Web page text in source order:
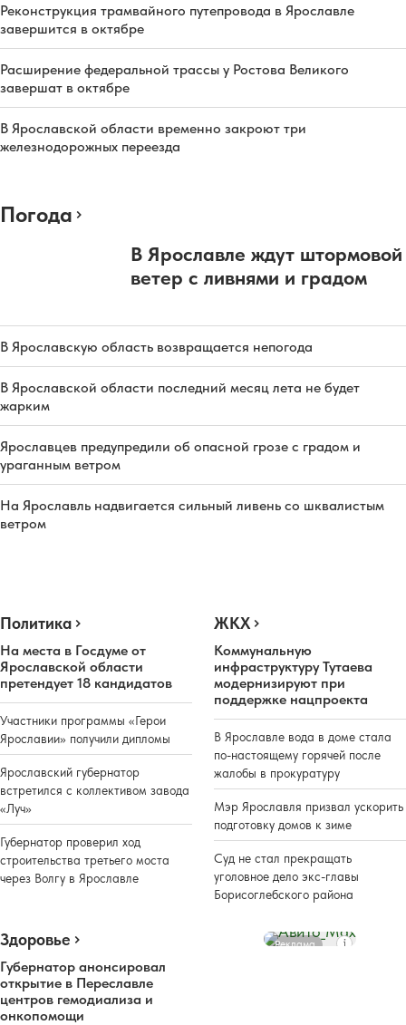
Реконструкция трамвайного путепровода в Ярославле
завершится в октябре
Расширение федеральной трассы у Ростова Великого
завершат в октябре
В Ярославской области временно закроют три
железнодорожных переезда
Погода
В Ярославле ждут штормовой
ветер с ливнями и градом
В Ярославскую область возвращается непогода
В Ярославской области последний месяц лета не будет
жарким
Ярославцев предупредили об опасной грозе с градом и
ураганным ветром
На Ярославль надвигается сильный ливень со шквалистым
ветром
Политика
На места в Госдуме от
Ярославской области
претендует 18 кандидатов
Участники программы «Герои
Ярославии» получили дипломы
Ярославский губернатор
встретился с коллективом завода
«Луч»
Губернатор проверил ход
строительства третьего моста
через Волгу в Ярославле
ЖКХ
Коммунальную
инфраструктуру Тутаева
модернизируют при
поддержке нацпроекта
В Ярославле вода в доме стала
по-настоящему горячей после
жалобы в прокуратуру
Мэр Ярославля призвал ускорить
подготовку домов к зиме
Суд не стал прекращать
уголовное дело экс-главы
Борисоглебского района
Здоровье
Губернатор анонсировал
открытие в Переславле
центров гемодиализа и
онкопомощи
Реклама